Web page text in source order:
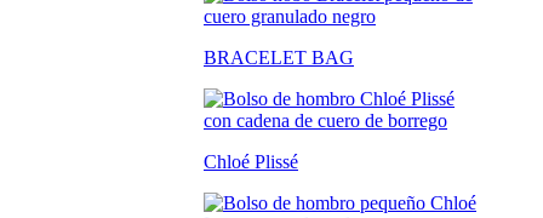
BRACELET BAG
Chloé Plissé